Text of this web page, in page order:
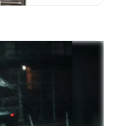
Tidak